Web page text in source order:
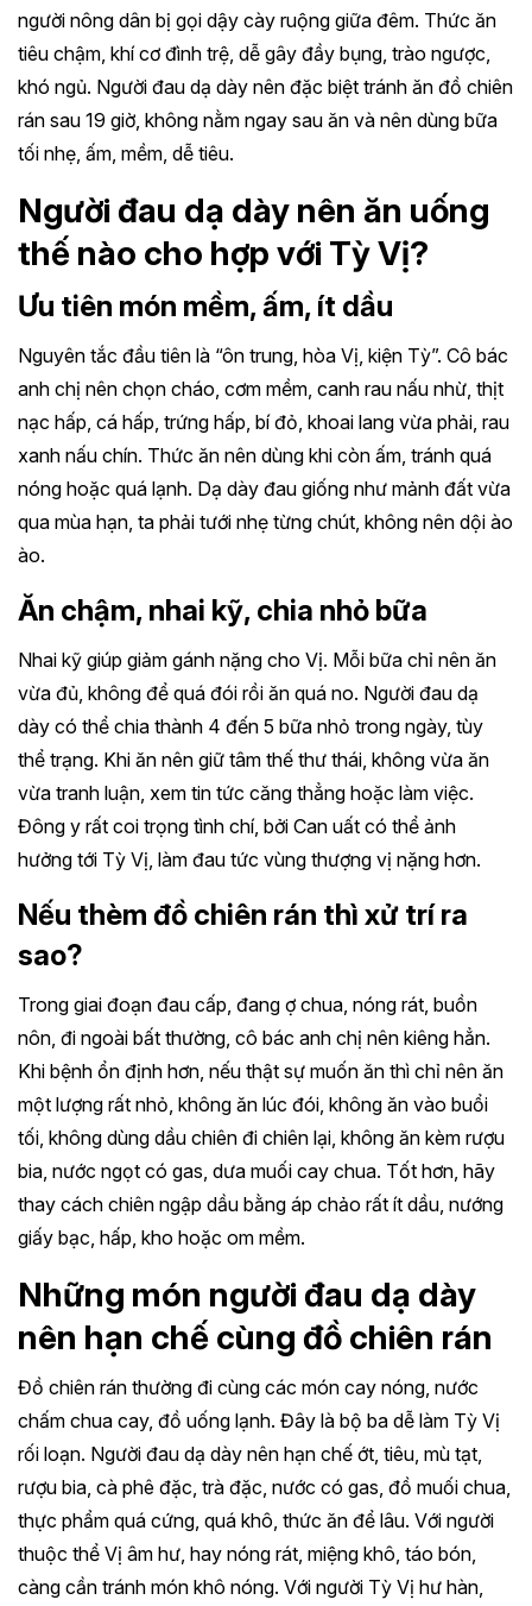
người nông dân bị gọi dậy cày ruộng giữa đêm. Thức ăn
tiêu chậm, khí cơ đình trệ, dễ gây đầy bụng, trào ngược,
khó ngủ. Người đau dạ dày nên đặc biệt tránh ăn đồ chiên
rán sau 19 giờ, không nằm ngay sau ăn và nên dùng bữa
tối nhẹ, ấm, mềm, dễ tiêu.
Người đau dạ dày nên ăn uống
thế nào cho hợp với Tỳ Vị?
Ưu tiên món mềm, ấm, ít dầu
Nguyên tắc đầu tiên là “ôn trung, hòa Vị, kiện Tỳ”. Cô bác
anh chị nên chọn cháo, cơm mềm, canh rau nấu nhừ, thịt
nạc hấp, cá hấp, trứng hấp, bí đỏ, khoai lang vừa phải, rau
xanh nấu chín. Thức ăn nên dùng khi còn ấm, tránh quá
nóng hoặc quá lạnh. Dạ dày đau giống như mảnh đất vừa
qua mùa hạn, ta phải tưới nhẹ từng chút, không nên dội ào
ào.
Ăn chậm, nhai kỹ, chia nhỏ bữa
Nhai kỹ giúp giảm gánh nặng cho Vị. Mỗi bữa chỉ nên ăn
vừa đủ, không để quá đói rồi ăn quá no. Người đau dạ
dày có thể chia thành 4 đến 5 bữa nhỏ trong ngày, tùy
thể trạng. Khi ăn nên giữ tâm thế thư thái, không vừa ăn
vừa tranh luận, xem tin tức căng thẳng hoặc làm việc.
Đông y rất coi trọng tình chí, bởi Can uất có thể ảnh
hưởng tới Tỳ Vị, làm đau tức vùng thượng vị nặng hơn.
Nếu thèm đồ chiên rán thì xử trí ra
sao?
Trong giai đoạn đau cấp, đang ợ chua, nóng rát, buồn
nôn, đi ngoài bất thường, cô bác anh chị nên kiêng hẳn.
Khi bệnh ổn định hơn, nếu thật sự muốn ăn thì chỉ nên ăn
một lượng rất nhỏ, không ăn lúc đói, không ăn vào buổi
tối, không dùng dầu chiên đi chiên lại, không ăn kèm rượu
bia, nước ngọt có gas, dưa muối cay chua. Tốt hơn, hãy
thay cách chiên ngập dầu bằng áp chảo rất ít dầu, nướng
giấy bạc, hấp, kho hoặc om mềm.
Những món người đau dạ dày
nên hạn chế cùng đồ chiên rán
Đồ chiên rán thường đi cùng các món cay nóng, nước
chấm chua cay, đồ uống lạnh. Đây là bộ ba dễ làm Tỳ Vị
rối loạn. Người đau dạ dày nên hạn chế ớt, tiêu, mù tạt,
rượu bia, cà phê đặc, trà đặc, nước có gas, đồ muối chua,
thực phẩm quá cứng, quá khô, thức ăn để lâu. Với người
thuộc thể Vị âm hư, hay nóng rát, miệng khô, táo bón,
càng cần tránh món khô nóng. Với người Tỳ Vị hư hàn,